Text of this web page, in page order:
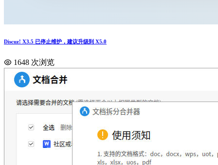
Discuz! X3.5 已停止维护，建议升级到 X5.0
1648 次浏览